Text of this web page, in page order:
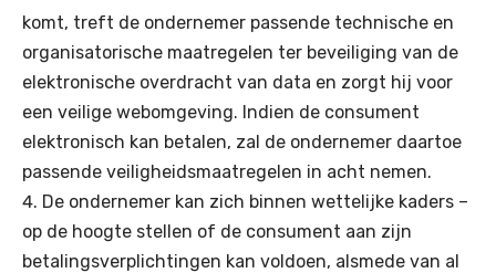
komt, treft de ondernemer passende technische en
organisatorische maatregelen ter beveiliging van de
elektronische overdracht van data en zorgt hij voor
een veilige webomgeving. Indien de consument
elektronisch kan betalen, zal de ondernemer daartoe
passende veiligheidsmaatregelen in acht nemen.
De ondernemer kan zich binnen wettelijke kaders –
op de hoogte stellen of de consument aan zijn
betalingsverplichtingen kan voldoen, alsmede van al